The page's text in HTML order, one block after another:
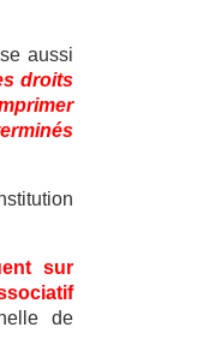
aussi
droits
sur
de